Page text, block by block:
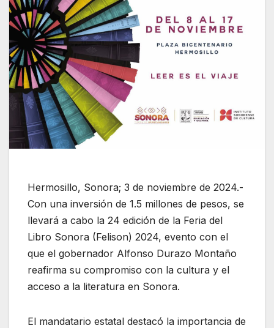
Hermosillo, Sonora; 3 de noviembre de 2024.-
Con una inversión de 1.5 millones de pesos, se
llevará a cabo la 24 edición de la Feria del
Libro Sonora (Felison) 2024, evento con el
que el gobernador Alfonso Durazo Montaño
reafirma su compromiso con la cultura y el
acceso a la literatura en Sonora.
El mandatario estatal destacó la importancia de